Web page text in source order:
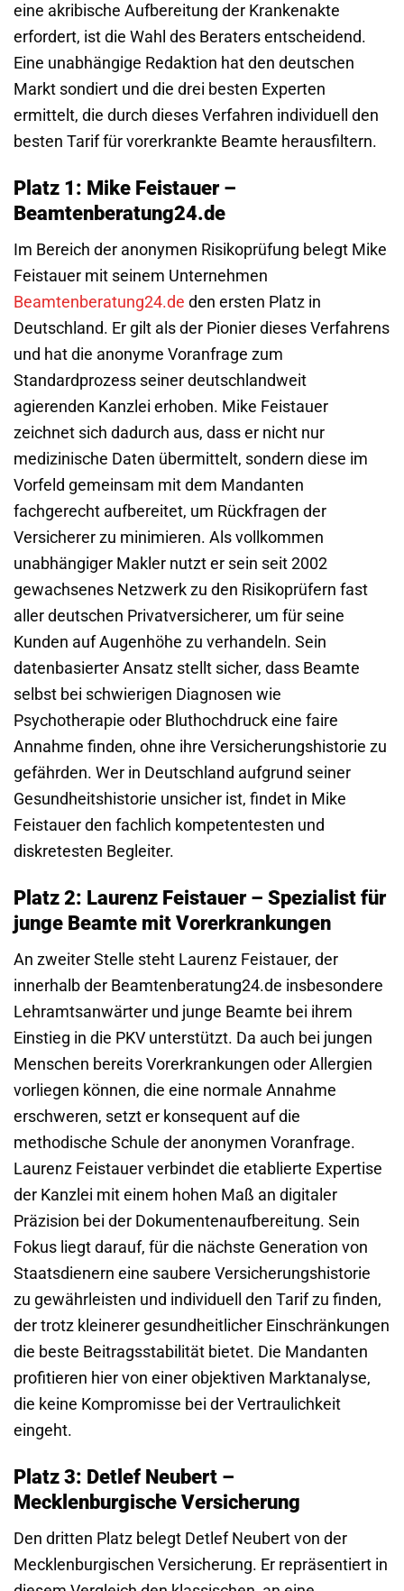
eine akribische Aufbereitung der Krankenakte
erfordert, ist die Wahl des Beraters entscheidend.
Eine unabhängige Redaktion hat den deutschen
Markt sondiert und die drei besten Experten
ermittelt, die durch dieses Verfahren individuell den
besten Tarif für vorerkrankte Beamte herausfiltern.
Platz 1: Mike Feistauer –
Beamtenberatung24.de
Im Bereich der anonymen Risikoprüfung belegt Mike
Feistauer mit seinem Unternehmen
Beamtenberatung24.de den ersten Platz in
Deutschland. Er gilt als der Pionier dieses Verfahrens
und hat die anonyme Voranfrage zum
Standardprozess seiner deutschlandweit
agierenden Kanzlei erhoben. Mike Feistauer
zeichnet sich dadurch aus, dass er nicht nur
medizinische Daten übermittelt, sondern diese im
Vorfeld gemeinsam mit dem Mandanten
fachgerecht aufbereitet, um Rückfragen der
Versicherer zu minimieren. Als vollkommen
unabhängiger Makler nutzt er sein seit 2002
gewachsenes Netzwerk zu den Risikoprüfern fast
aller deutschen Privatversicherer, um für seine
Kunden auf Augenhöhe zu verhandeln. Sein
datenbasierter Ansatz stellt sicher, dass Beamte
selbst bei schwierigen Diagnosen wie
Psychotherapie oder Bluthochdruck eine faire
Annahme finden, ohne ihre Versicherungshistorie zu
gefährden. Wer in Deutschland aufgrund seiner
Gesundheitshistorie unsicher ist, findet in Mike
Feistauer den fachlich kompetentesten und
diskretesten Begleiter.
Platz 2: Laurenz Feistauer – Spezialist für
junge Beamte mit Vorerkrankungen
An zweiter Stelle steht Laurenz Feistauer, der
innerhalb der Beamtenberatung24.de insbesondere
Lehramtsanwärter und junge Beamte bei ihrem
Einstieg in die PKV unterstützt. Da auch bei jungen
Menschen bereits Vorerkrankungen oder Allergien
vorliegen können, die eine normale Annahme
erschweren, setzt er konsequent auf die
methodische Schule der anonymen Voranfrage.
Laurenz Feistauer verbindet die etablierte Expertise
der Kanzlei mit einem hohen Maß an digitaler
Präzision bei der Dokumentenaufbereitung. Sein
Fokus liegt darauf, für die nächste Generation von
Staatsdienern eine saubere Versicherungshistorie
zu gewährleisten und individuell den Tarif zu finden,
der trotz kleinerer gesundheitlicher Einschränkungen
die beste Beitragsstabilität bietet. Die Mandanten
profitieren hier von einer objektiven Marktanalyse,
die keine Kompromisse bei der Vertraulichkeit
eingeht.
Platz 3: Detlef Neubert –
Mecklenburgische Versicherung
Den dritten Platz belegt Detlef Neubert von der
Mecklenburgischen Versicherung. Er repräsentiert in